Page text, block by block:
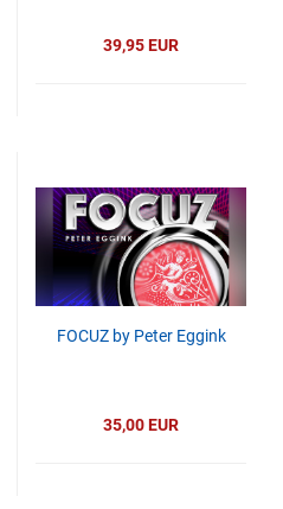
39,95 EUR
FOCUZ by Peter Eggink
35,00 EUR